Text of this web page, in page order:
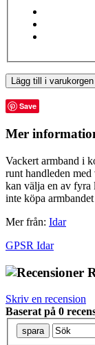
Lägg till i varukorgen
Save
Mer
Vackert armband i
runt handleden
kan välja en av fyra
inte köpa
Mer från: Idar
GPSR Idar
Skriv en recension
Baserat på 0